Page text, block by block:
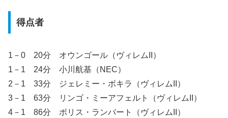
得点者
1－0 20分 オウンゴール（ヴィレムII）
1－1 24分 小川航基（NEC）
2－1 33分 ジェレミー・ボキラ（ヴィレムII）
3－1 63分 リンゴ・ミーアフェルト（ヴィレムII）
4－1 86分 ボリス・ランバート（ヴィレムII）